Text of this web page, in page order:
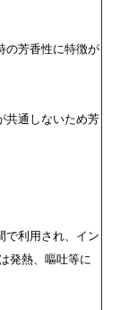
の芳香性に特徴が
共通しないため芳
で利用され、イン
発熱、嘔吐等に